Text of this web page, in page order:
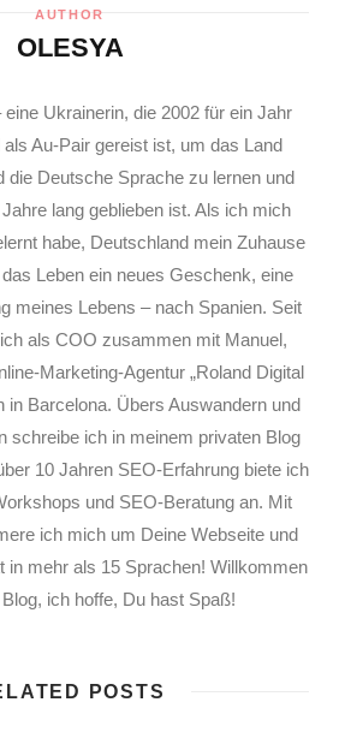
AUTHOR
OLESYA
Ukrainerin, die 2002 für ein Jahr
Au-Pair gereist ist, um das Land
die Deutsche Sprache zu lernen und
lang geblieben ist. Als ich mich
habe, Deutschland mein Zuhause
Leben ein neues Geschenk, eine
meines Lebens – nach Spanien. Seit
als COO zusammen mit Manuel,
Marketing-Agentur „Roland Digital
in Barcelona. Übers Auswandern und
schreibe ich in meinem privaten Blog
10 Jahren SEO-Erfahrung biete ich
und SEO-Beratung an. Mit
ich mich um Deine Webseite und
in mehr als 15 Sprachen! Willkommen
ich hoffe, Du hast Spaß!
POSTS